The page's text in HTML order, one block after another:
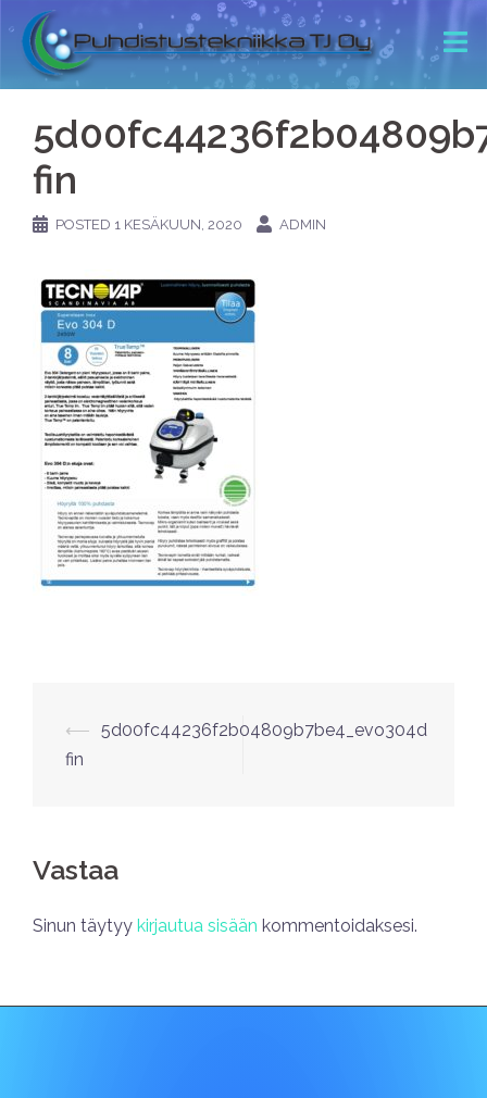
fin
POSTED 1 KESÄKUUN, 2020 ADMIN
⟵ 5d00fc44236f2b04809b7be4_evo304d
fin
Vastaa
Sinun täytyy kirjautua sisään kommentoidaksesi.